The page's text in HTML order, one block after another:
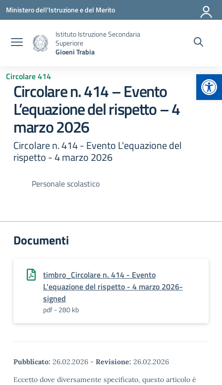
Vai ai contenuti
Vai al menu di navigazione
Vai al footer
Ministero dell'Istruzione e del Merito
Istituto Istruzione Secondaria
Superiore
Gioeni Trabia
Circolare 414
Circolare n. 414 – Evento
L’equazione del rispetto – 4
marzo 2026
Circolare n. 414 - Evento L'equazione del
rispetto - 4 marzo 2026
Personale scolastico
Documenti
timbro_Circolare n. 414 - Evento
L'equazione del rispetto - 4 marzo 2026-
signed
pdf - 280 kb
Pubblicato: 26.02.2026 - Revisione: 26.02.2026
Eccetto dove diversamente specificato, questo articolo è